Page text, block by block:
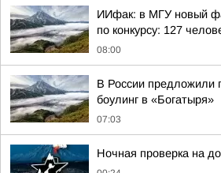
ИИфак: в МГУ новый
по конкурсу: 127
08:00
В России предложили
боулинг в «Богатыря»
07:03
Ночная проверка на